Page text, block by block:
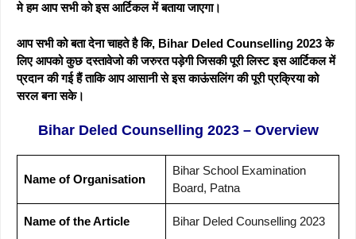
मे हम आप सभी को इस आर्टिकल में बताया जाएगा।
आप सभी को बता देना चाहते है कि, Bihar Deled Counselling 2023 के
लिए आपको कुछ दस्तावेजो की जरुरत पड़ेगी जिसकी पूरी लिस्ट इस आर्टिकल में
प्रदान की गई हैं ताकि आप आसानी से इस काऊंसलिंग की पूरी प्रक्रिया को
सरल बना सके।
Bihar Deled Counselling 2023 – Overview
Name of Organisation
Bihar School Examination
Board, Patna
Name of the Article Bihar Deled Counselling 2023